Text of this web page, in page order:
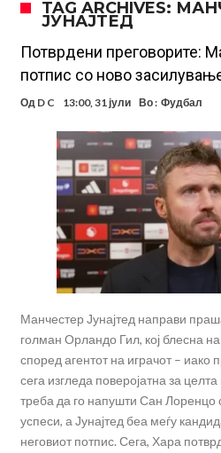
Тикет на денот (петок, 07.08.2026)
Фиренца во транс од Мастантоно
Продаден резервниот голман на
Сврзуваат уште еден англиски
Замена за Влаховиќ: Напаѓачот
УЕФА повторно се заканува со
поради Инфантино
Мурињо бесен поради одлуката
разговорот што го потресе
TAG ARCHIVES:
ЈУНАЈТЕД
Потврдени преговорите:
потпис со ново
Од D C 13:00, 31 јули Во : Фудбал
Манчестер Јунајтед направи
голман Орландо Гил, кој блесна
според агентот на играчот –
сега изгледа поверојатна за
треба да го напушти Сан Лоренцо
успеси, а Јунајтед беа меѓу
неговиот потпис. Сега, Хара